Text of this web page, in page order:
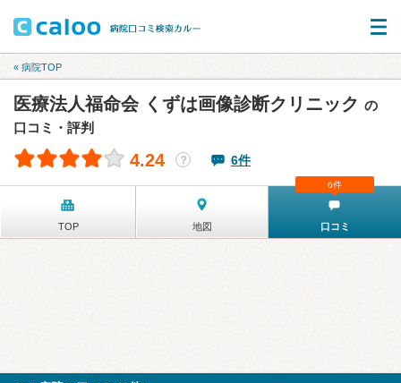
« 病院TOP
医療法人福命会 くずは画像診断クリニック の
口コミ・評判
4.24 ？ 6件
TOP 地図 口コミ
6件